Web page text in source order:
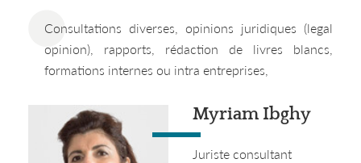
Consultations diverses, opinions juridiques (legal
opinion), rapports, rédaction de livres blancs,
formations internes ou intra entreprises,
Myriam Ibghy
Juriste consultant